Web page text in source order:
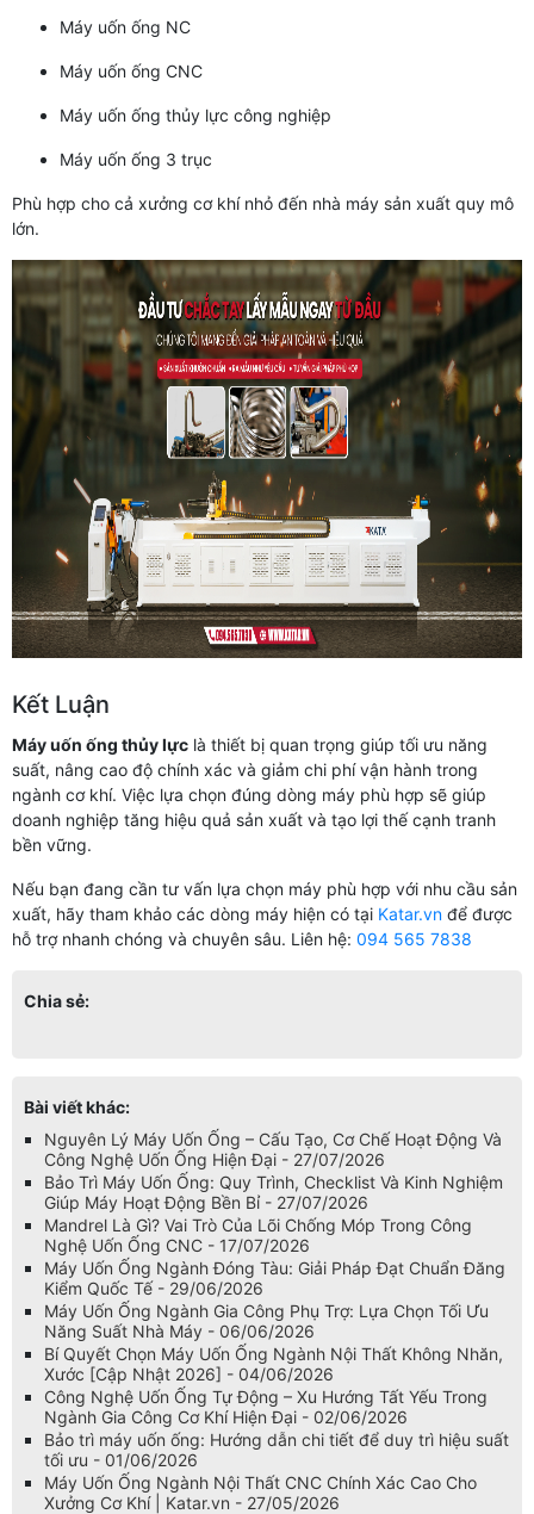
Máy uốn ống NC
Máy uốn ống CNC
Máy uốn ống thủy lực công nghiệp
Máy uốn ống 3 trục
Phù hợp cho cả xưởng cơ khí nhỏ đến nhà máy sản xuất quy mô
lớn.
Kết Luận
Máy uốn ống thủy lực là thiết bị quan trọng giúp tối ưu năng
suất, nâng cao độ chính xác và giảm chi phí vận hành trong
ngành cơ khí. Việc lựa chọn đúng dòng máy phù hợp sẽ giúp
doanh nghiệp tăng hiệu quả sản xuất và tạo lợi thế cạnh tranh
bền vững.
Nếu bạn đang cần tư vấn lựa chọn máy phù hợp với nhu cầu sản
xuất, hãy tham khảo các dòng máy hiện có tại Katar.vn để được
hỗ trợ nhanh chóng và chuyên sâu. Liên hệ: 094 565 7838
Chia sẻ:
Bài viết khác:
Nguyên Lý Máy Uốn Ống – Cấu Tạo, Cơ Chế Hoạt Động Và
Công Nghệ Uốn Ống Hiện Đại - 27/07/2026
Bảo Trì Máy Uốn Ống: Quy Trình, Checklist Và Kinh Nghiệm
Giúp Máy Hoạt Động Bền Bỉ - 27/07/2026
Mandrel Là Gì? Vai Trò Của Lõi Chống Móp Trong Công
Nghệ Uốn Ống CNC - 17/07/2026
Máy Uốn Ống Ngành Đóng Tàu: Giải Pháp Đạt Chuẩn Đăng
Kiểm Quốc Tế - 29/06/2026
Máy Uốn Ống Ngành Gia Công Phụ Trợ: Lựa Chọn Tối Ưu
Năng Suất Nhà Máy - 06/06/2026
Bí Quyết Chọn Máy Uốn Ống Ngành Nội Thất Không Nhăn,
Xước [Cập Nhật 2026] - 04/06/2026
Công Nghệ Uốn Ống Tự Động – Xu Hướng Tất Yếu Trong
Ngành Gia Công Cơ Khí Hiện Đại - 02/06/2026
Bảo trì máy uốn ống: Hướng dẫn chi tiết để duy trì hiệu suất
tối ưu - 01/06/2026
Máy Uốn Ống Ngành Nội Thất CNC Chính Xác Cao Cho
Xưởng Cơ Khí | Katar.vn - 27/05/2026